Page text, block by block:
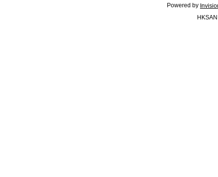
Powered by